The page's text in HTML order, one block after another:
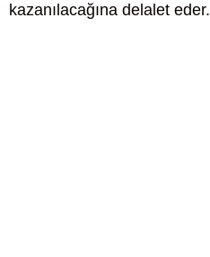
kazanılacağına delalet eder.